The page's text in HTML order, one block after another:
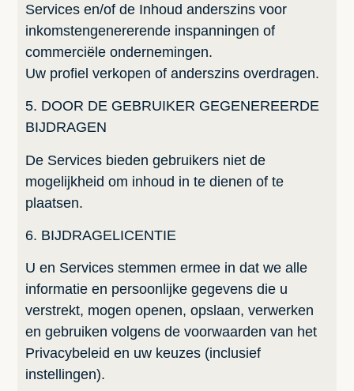
Services en/of de Inhoud anderszins voor
inkomstengenererende inspanningen of
commerciële ondernemingen.
Uw profiel verkopen of anderszins overdragen.
5. DOOR DE GEBRUIKER GEGENEREERDE
BIJDRAGEN
De Services bieden gebruikers niet de
mogelijkheid om inhoud in te dienen of te
plaatsen.
6. BIJDRAGELICENTIE
U en Services stemmen ermee in dat we alle
informatie en persoonlijke gegevens die u
verstrekt, mogen openen, opslaan, verwerken
en gebruiken volgens de voorwaarden van het
Privacybeleid en uw keuzes (inclusief
instellingen).